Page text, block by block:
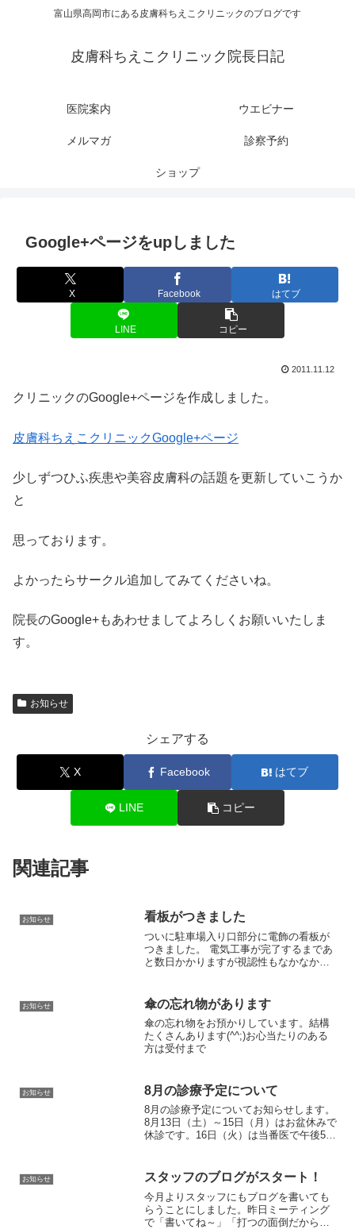
富山県高岡市にある皮膚科ちえこクリニックのブログです
皮膚科ちえこクリニック院長日記
医院案内 ウエビナー
メルマガ 診察予約
ショップ
Google+ページをupしました
X Facebook はてブ
LINE コピー
2011.11.12
クリニックのGoogle+ページを作成しました。
皮膚科ちえこクリニックGoogle+ページ
少しずつひふ疾患や美容皮膚科の話題を更新していこうか
と
思っております。
よかったらサークル追加してみてくださいね。
院長のGoogle+もあわせましてよろしくお願いいたしま
す。
お知らせ
シェアする
X Facebook はてブ
LINE コピー
関連記事
お知らせ 看板がつきました
ついに駐車場入り口部分に電飾の看板が
つきました。 電気工事が完了するまであ
と数日かかりますが視認性もなかなかで
「場所わからんで行き過ぎた～」とおっ
しやる方が減ると思われま...
お知らせ 傘の忘れ物があります
傘の忘れ物をお預かりしています。結構
たくさんあります(^^;)お心当たりのある
方は受付まで
お知らせ 8月の診療予定について
8月の診療予定についてお知らせします。
8月13日（土）～15日（月）はお盆休みで
休診です。16日（火）は当番医で午後5時
間を変更しております。よろしくお願い
いたします。
お知らせ スタッフのブログがスタート！
今月よりスタッフにもブログを書いても
らうことにしました。昨日ミーティング
で「書いてね～」「打つの面倒だからメ